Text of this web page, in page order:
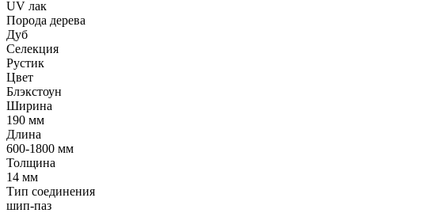
UV лак
Порода дерева
Дуб
Селекция
Рустик
Цвет
Блэкстоун
Ширина
190 мм
Длина
600-1800 мм
Толщина
14 мм
Тип соединения
шип-паз